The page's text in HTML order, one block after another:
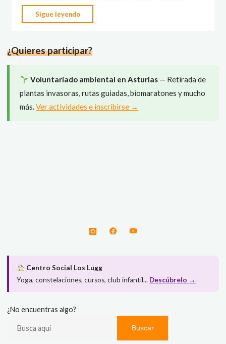
Sigue leyendo
y
tu
¿Quieres participar?
Voluntariado ambiental en Asturias— Retirada de
plantas invasoras, rutas guiadas, biomaratones y mucho
más.Ver actividades e inscribirse →
Centro Social Los Lugg
Yoga, constelaciones, cursos, club infantil... Descúbrelo →
¿No encuentras algo?
Buscar